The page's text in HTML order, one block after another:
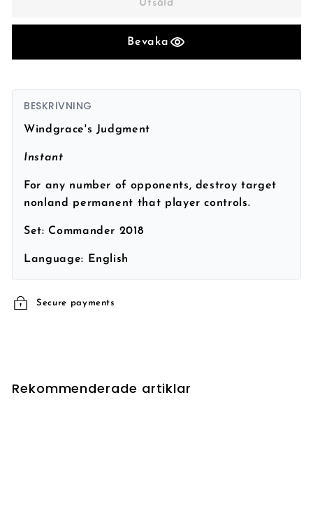
Utsåld
Bevaka
BESKRIVNING
Windgrace's Judgment
Instant
For any number of opponents, destroy target
nonland permanent that player controls.
Set:Commander 2018
Language: English
Secure payments
Rekommenderade artiklar